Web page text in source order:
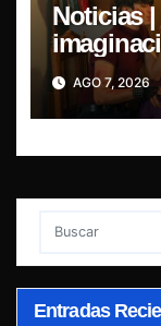
Noticias
primer
AGO 7, 2026
Entradas